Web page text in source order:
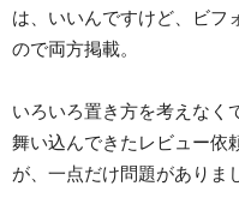
は、いいんですけど、ビフ
ので両方掲載。
いろいろ置き方を考えなく
舞い込んできたレビュー依
が、一点だけ問題がありま